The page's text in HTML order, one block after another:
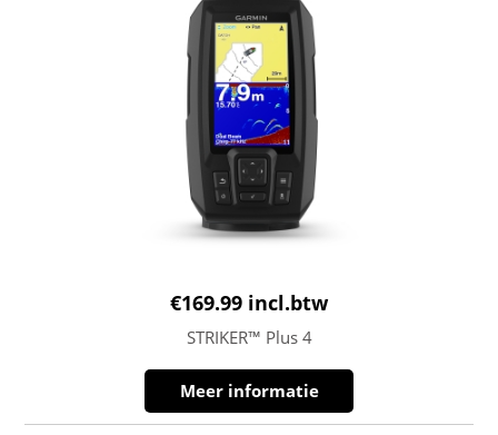
€169.99 incl.btw
STRIKER™ Plus 4
Meer informatie